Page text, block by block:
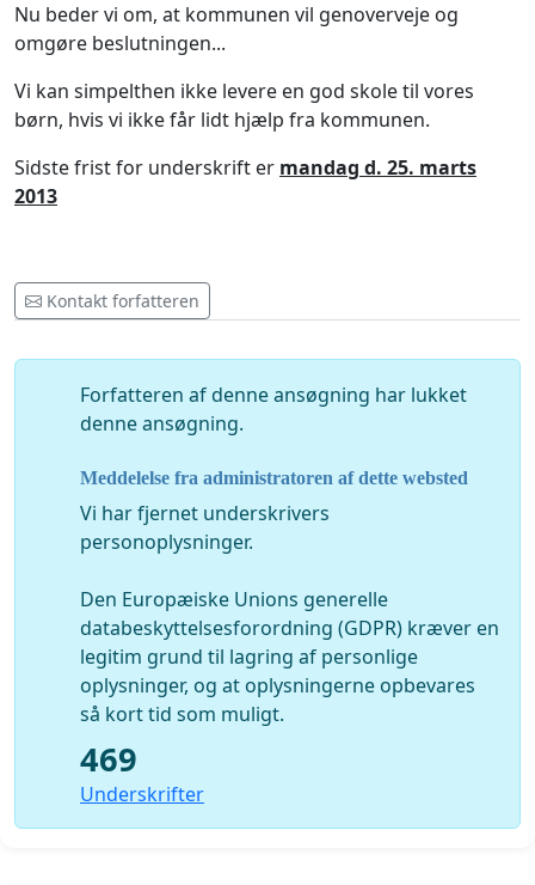
Nu beder vi om, at kommunen vil genoverveje og
omgøre beslutningen...
Vi kan simpelthen ikke levere en god skole til vores
børn, hvis vi ikke får lidt hjælp fra kommunen.
Sidste frist for underskrift er mandag d. 25. marts
2013
Kontakt forfatteren
Forfatteren af ​​denne ansøgning har lukket
denne ansøgning.
Meddelelse fra administratoren af dette websted
Vi har fjernet underskrivers
personoplysninger.
Den Europæiske Unions generelle
databeskyttelsesforordning (GDPR) kræver en
legitim grund til lagring af personlige
oplysninger, og at oplysningerne opbevares
så kort tid som muligt.
469
Underskrifter